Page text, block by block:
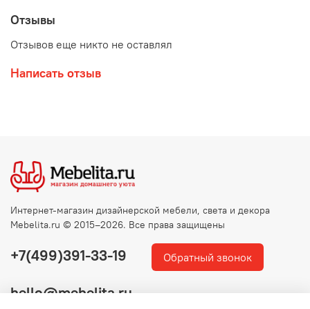
Отзывы
Отзывов еще никто не оставлял
Написать отзыв
+7(499)391-33-19 Обратный звонок
hello@mebelita.ru
Интернет-магазин дизайнерской мебели, света и декора
Mebelita.ru © 2015–2026. Все права защищены